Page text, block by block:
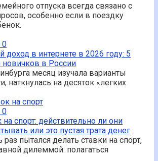
отпуска всегда связано с
особенно если в поездку
0
доход в интернете в 2026 году: 5
новичков в России
месяц изучала варианты
наткнулась на десяток «легких
0
спорт: действительно ли они
или это пустая трата денег
пытался делать ставки на спорт,
дилеммой: полагаться